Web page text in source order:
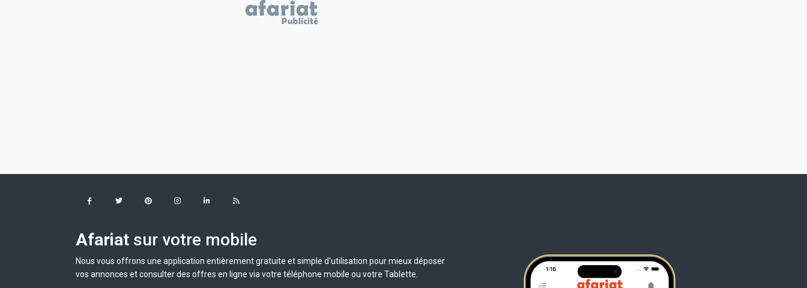
Afariat sur votre mobile
Nous vous offrons une application entièrement gratuite et simple d'utilisation pour mieux déposer
vos annonces et consulter des offres en ligne via votre téléphone mobile ou votre Tablette.